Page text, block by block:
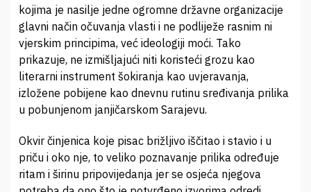
kojima je nasilje jedne ogromne državne organizacije
glavni način očuvanja vlasti i ne podliježe rasnim ni
vjerskim principima, već ideologiji moći. Tako
prikazuje, ne izmišljajući niti koristeći grozu kao
literarni instrument šokiranja kao uvjeravanja,
izložene pobijene kao dnevnu rutinu sređivanja prilika
u pobunjenom janjičarskom Sarajevu.
Okvir činjenica koje pisac brižljivo iščitao i stavio i u
priču i oko nje, to veliko poznavanje prilika određuje
ritam i širinu pripovijedanja jer se osjeća njegova